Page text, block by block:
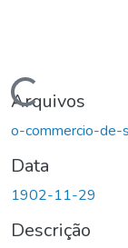
Carregando...
Arquivos
o-commercio-
Data
1902-11-29
Descrição